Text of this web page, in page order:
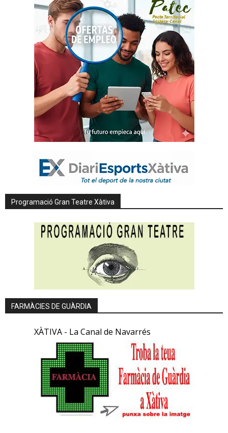
Programació Gran Teatre Xàtiva
FARMÀCIES DE GUÀRDIA
XÀTIVA - La Canal de Navarrés